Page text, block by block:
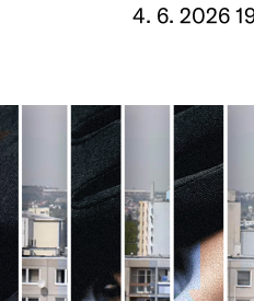
4. 6. 2026